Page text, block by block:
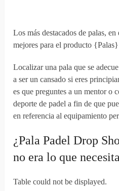
Los más destacados de palas,
mejores para el producto {Palas}
Localizar una pala que se
a ser un cansado si eres
es que preguntes a un mentor o
deporte de padel a fin de que
en referencia al equipamiento
¿Pala Padel Drop
no era lo que
Table could not be displayed.